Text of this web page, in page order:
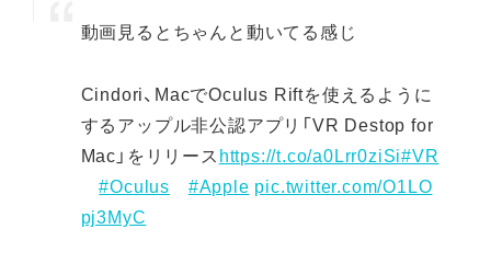
動画見るとちゃんと動いてる感じ
Cindori、MacでOculus Riftを使えるように
するアップル非公認アプリ「VR Destop for
Mac」をリリースhttps://t.co/a0Lrr0ziSi#VR
#Oculus
#Apple pic.twitter.com/O1LO
pj3MyC